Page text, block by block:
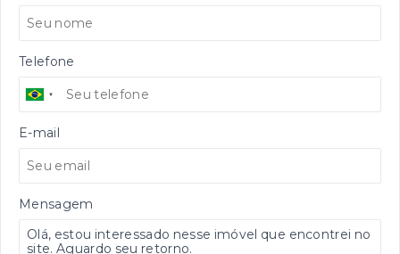
Telefone
E-mail
Mensagem